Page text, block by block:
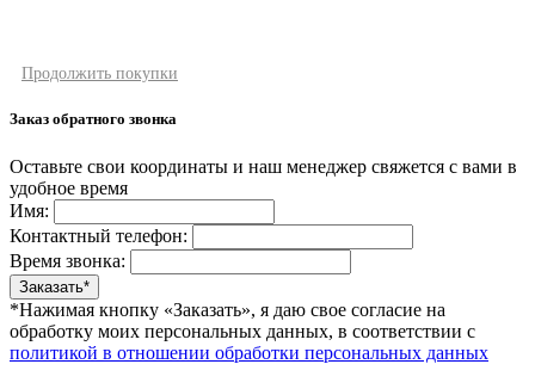
Продолжить покупки
Заказ обратного звонка
Оставьте свои координаты и наш менеджер свяжется с вами в
удобное время
Имя:
Контактный телефон:
Время звонка:
*Нажимая кнопку «Заказать», я даю свое согласие на
обработку моих персональных данных, в соответствии с
политикой в отношении обработки персональных данных